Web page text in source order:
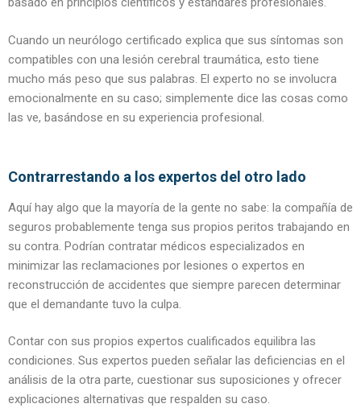
Cuando un neurólogo certificado explica que sus síntomas son
compatibles con una lesión cerebral traumática, esto tiene
mucho más peso que sus palabras. El experto no se involucra
emocionalmente en su caso; simplemente dice las cosas como
las ve, basándose en su experiencia profesional.
Contrarrestando a los expertos del otro lado
Aquí hay algo que la mayoría de la gente no sabe: la compañía de
seguros probablemente tenga sus propios peritos trabajando en
su contra. Podrían contratar médicos especializados en
minimizar las reclamaciones por lesiones o expertos en
reconstrucción de accidentes que siempre parecen determinar
que el demandante tuvo la culpa.
Contar con sus propios expertos cualificados equilibra las
condiciones. Sus expertos pueden señalar las deficiencias en el
análisis de la otra parte, cuestionar sus suposiciones y ofrecer
explicaciones alternativas que respalden su caso.